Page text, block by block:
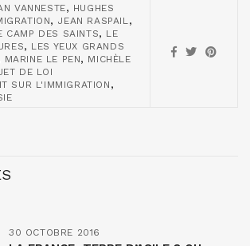
VANNESTE, HUGHES
, JEAN RASPAIL,
CAMP DES SAINTS, LE
, LES YEUX GRANDS
MARINE LE PEN, MICHÈLE
DE LOI
SUR L'IMMIGRATION ,
30 OCTOBRE 2016